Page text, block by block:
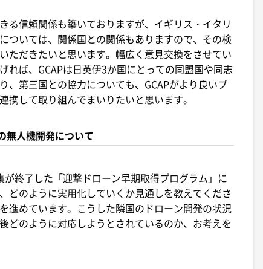
信頼関係も築いておりますが、イギリス・イタリ
ついては、関係国との関係もありますので、その検
ただきたいと思います。幅広く意見交換をさせてい
れば、GCAPは日英伊3か国にとっての同盟国や同志
、第三国との協力についても、GCAPがより良いプ
して取り組んでまいりたいと思います。
無人機開発について
終了した「迎撃ドローン早期取得プログラム」に
どのように実用化していくか見通しを教えてくださ
進めています。こうした隣国のドローン開発の状況
どのように対応しようとされているのか、お考えを